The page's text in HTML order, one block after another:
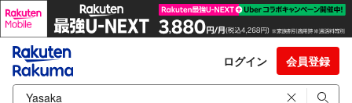
ログイン 会員登録